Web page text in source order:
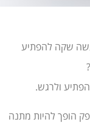
שקה להפתיע
הופך להיות מתנה